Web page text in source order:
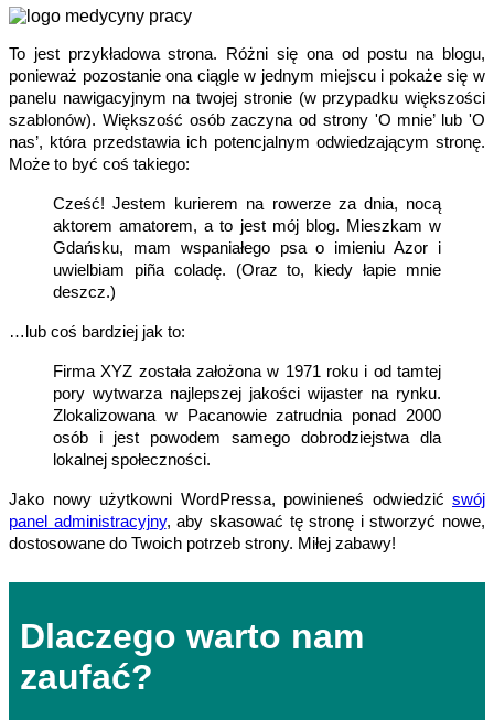
To jest przykładowa strona. Różni się ona od postu na blogu,
ponieważ pozostanie ona ciągle w jednym miejscu i pokaże się w
panelu nawigacyjnym na twojej stronie (w przypadku większości
szablonów). Większość osób zaczyna od strony 'O mnie’ lub 'O
nas’, która przedstawia ich potencjalnym odwiedzającym stronę.
Może to być coś takiego:
Cześć! Jestem kurierem na rowerze za dnia, nocą
aktorem amatorem, a to jest mój blog. Mieszkam w
Gdańsku, mam wspaniałego psa o imieniu Azor i
uwielbiam piña coladę. (Oraz to, kiedy łapie mnie
deszcz.)
…lub coś bardziej jak to:
Firma XYZ została założona w 1971 roku i od tamtej
pory wytwarza najlepszej jakości wijaster na rynku.
Zlokalizowana w Pacanowie zatrudnia ponad 2000
osób i jest powodem samego dobrodziejstwa dla
lokalnej społeczności.
Jako nowy użytkowni WordPressa, powinieneś odwiedzić swój
panel administracyjny, aby skasować tę stronę i stworzyć nowe,
dostosowane do Twoich potrzeb strony. Miłej zabawy!
Dlaczego warto nam
zaufać?